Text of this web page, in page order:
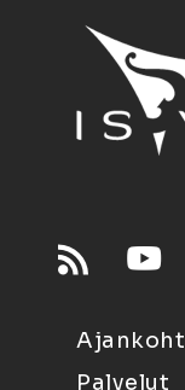
Palvelut